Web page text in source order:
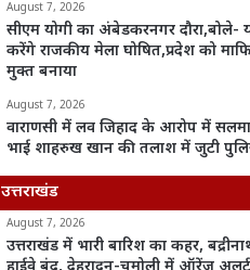
August 7, 2026
सीएम योगी का अंबेडकरनगर
करेंगे राजकीय मेला घोषित,प्रदेश को
मुक्त बनाया
August 7, 2026
वाराणसी में लव जिहाद के आरोप में
भाई शाहरुख खान की तलाश में जुटी
उत्तराखंड
August 7, 2026
उत्तराखंड में भारी बारिश का कहर,